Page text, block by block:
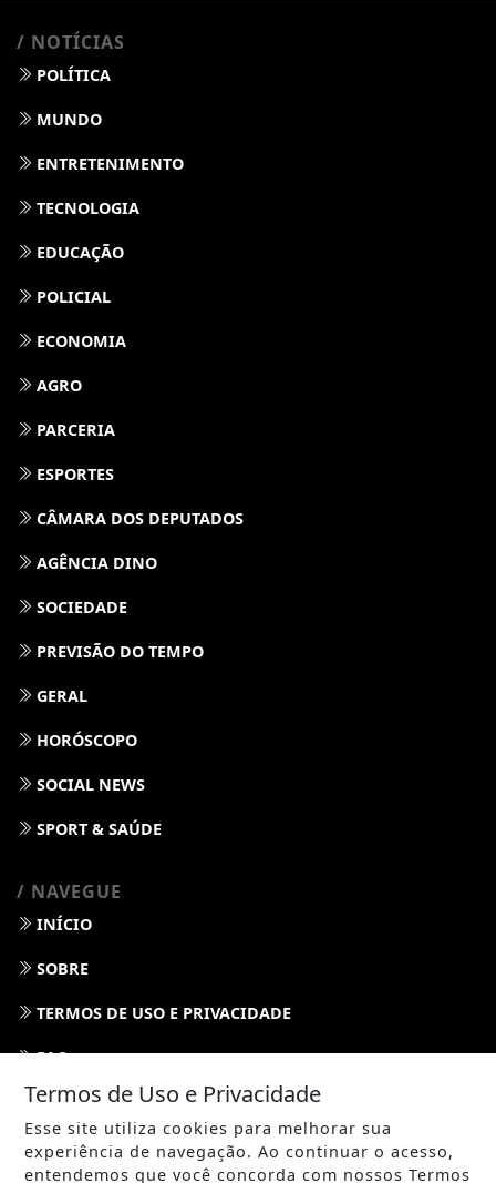
/ NOTÍCIAS
POLÍTICA
MUNDO
ENTRETENIMENTO
TECNOLOGIA
EDUCAÇÃO
POLICIAL
ECONOMIA
AGRO
PARCERIA
ESPORTES
CÂMARA DOS DEPUTADOS
AGÊNCIA DINO
SOCIEDADE
PREVISÃO DO TEMPO
GERAL
HORÓSCOPO
SOCIAL NEWS
SPORT & SAÚDE
/ NAVEGUE
INÍCIO
SOBRE
TERMOS DE USO E PRIVACIDADE
FAQ
CONTATO
Termos de Uso e Privacidade
Esse site utiliza cookies para melhorar sua
experiência de navegação. Ao continuar o acesso,
entendemos que você concorda com nossos Termos